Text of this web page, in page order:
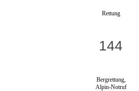
Rettung
144
Bergrettung,
Alpin-Notruf